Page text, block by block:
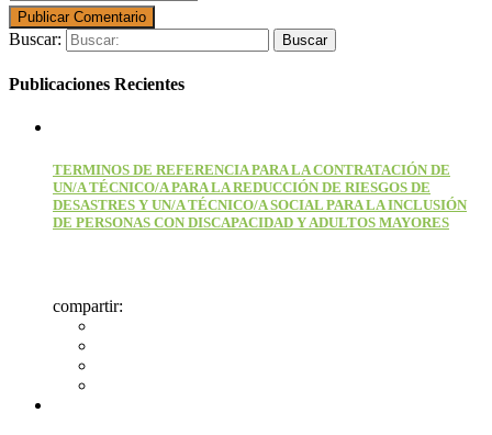
Buscar:
Publicaciones Recientes
TERMINOS DE REFERENCIA PARA LA CONTRATACIÓN DE
UN/A TÉCNICO/A PARA LA REDUCCIÓN DE RIESGOS DE
DESASTRES Y UN/A TÉCNICO/A SOCIAL PARA LA INCLUSIÓN
DE PERSONAS CON DISCAPACIDAD Y ADULTOS MAYORES
compartir: